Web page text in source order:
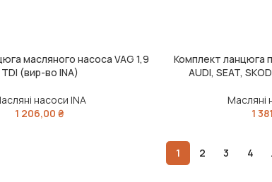
масляного насоса VAG 1,9
TDI (вир-во INA)
насоси INA
1 206,00₴
ЧИТАТИ ДАЛІ
Комплект ланцюга
AUDI, SEAT,
Масляні
1
1 2 3 4